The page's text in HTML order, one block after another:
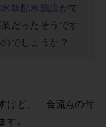
取配水施設 がで
だったそうです
でしょうか？
けど、「合流点の付
す。